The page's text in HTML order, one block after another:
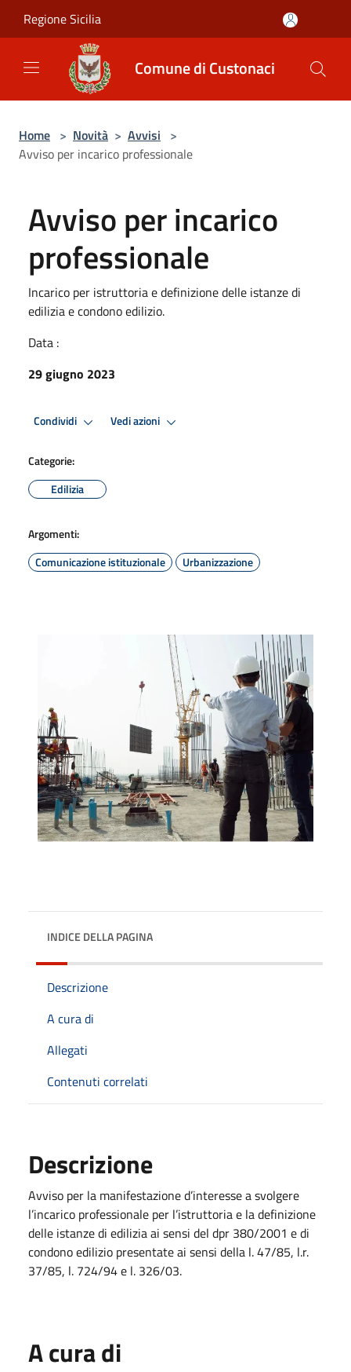
Regione Sicilia
Comune di Custonaci
Home > Novità > Avvisi >
Avviso per incarico professionale
Avviso per incarico
professionale
Incarico per istruttoria e definizione delle istanze di
edilizia e condono edilizio.
Data :
29 giugno 2023
Condividi Vedi azioni
Categorie:
Edilizia
Argomenti:
Comunicazione istituzionale
Urbanizzazione
INDICE DELLA PAGINA
Descrizione
A cura di
Allegati
Contenuti correlati
Descrizione
Avviso per la manifestazione d’interesse a svolgere
l’incarico professionale per l’istruttoria e la definizione
delle istanze di edilizia ai sensi del dpr 380/2001 e di
condono edilizio presentate ai sensi della l. 47/85, l.r.
37/85, l. 724/94 e l. 326/03.
A cura di